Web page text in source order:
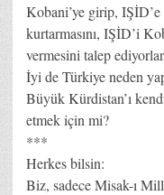
Kobani’ye girip, IŞİD’e
kurtarmasını, IŞİD’i
vermesini talep
İyi de Türkiye neden
Büyük Kürdistan’ı
etmek için mi?
***
Herkes bilsin:
Biz, sadece Misak-ı